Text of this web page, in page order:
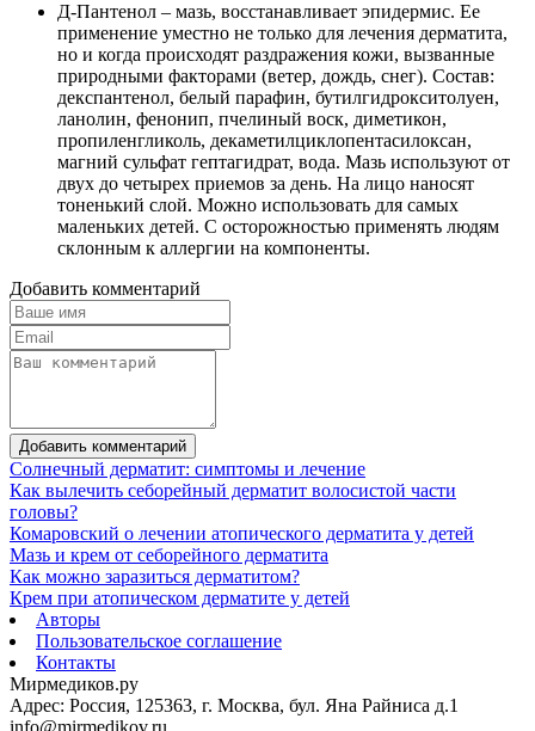
Д-Пантенол – мазь, восстанавливает эпидермис. Ее
применение уместно не только для лечения дерматита,
но и когда происходят раздражения кожи, вызванные
природными факторами (ветер, дождь, снег). Состав:
декспантенол, белый парафин, бутилгидрокситолуен,
ланолин, фенонип, пчелиный воск, диметикон,
пропиленгликоль, декаметилциклопентасилоксан,
магний сульфат гептагидрат, вода. Мазь используют от
двух до четырех приемов за день. На лицо наносят
тоненький слой. Можно использовать для самых
маленьких детей. С осторожностью применять людям
склонным к аллергии на компоненты.
Добавить комментарий
Добавить комментарий
Солнечный дерматит: симптомы и лечение
Как вылечить себорейный дерматит волосистой части
головы?
Комаровский о лечении атопического дерматита у детей
Мазь и крем от себорейного дерматита
Как можно заразиться дерматитом?
Крем при атопическом дерматите у детей
Авторы
Пользовательское соглашение
Контакты
Мирмедиков.ру
Адрес: Россия, 125363, г. Москва, бул. Яна Райниса д.1